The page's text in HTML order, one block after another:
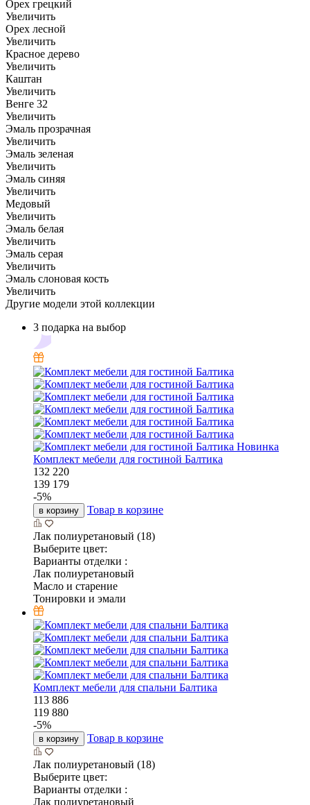
Орех грецкий
Увеличить
Орех лесной
Увеличить
Красное дерево
Увеличить
Каштан
Увеличить
Венге 32
Увеличить
Эмаль прозрачная
Увеличить
Эмаль зеленая
Увеличить
Эмаль синяя
Увеличить
Медовый
Увеличить
Эмаль белая
Увеличить
Эмаль серая
Увеличить
Эмаль слоновая кость
Увеличить
Другие модели этой коллекции
3 подарка на выбор
Новинка
Комплект мебели для гостиной Балтика
132 220
139 179
-5%
в корзину Товар в корзине
Лак полиуретановый (18)
Выберите цвет:
Варианты отделки :
Лак полиуретановый
Масло и старение
Тонировки и эмали
Комплект мебели для спальни Балтика
113 886
119 880
-5%
в корзину Товар в корзине
Лак полиуретановый (18)
Выберите цвет:
Варианты отделки :
Лак полиуретановый